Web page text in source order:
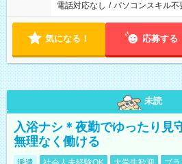
電話対応なし / パソコンスキル不
気になる！ 応募する
未読
入浴ナシ＊夜勤でゆったり見
無理なく働ける